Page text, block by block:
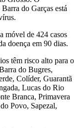
do Garças está
móvel de 424 casos
doença em 90 dias.
têm risco alto para o
do Bugres,
Colíder, Guarantã
Lucas do Rio
Branca, Primavera
Povo, Sapezal,